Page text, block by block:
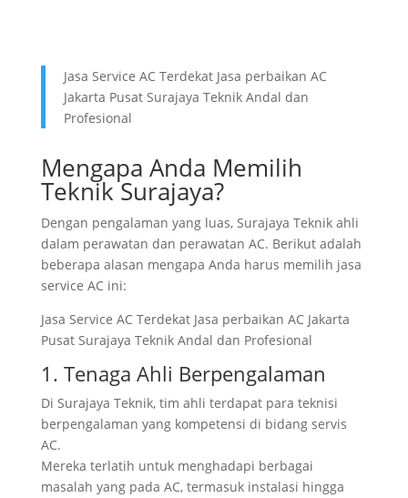
Jasa Service AC Terdekat Jasa perbaikan AC
Jakarta Pusat Surajaya Teknik Andal dan
Profesional
Mengapa Anda Memilih
Teknik Surajaya?
Dengan pengalaman yang luas, Surajaya Teknik ahli
dalam perawatan dan perawatan AC. Berikut adalah
beberapa alasan mengapa Anda harus memilih jasa
service AC ini:
Jasa Service AC Terdekat Jasa perbaikan AC Jakarta
Pusat Surajaya Teknik Andal dan Profesional
1. Tenaga Ahli Berpengalaman
Di Surajaya Teknik, tim ahli terdapat para teknisi
berpengalaman yang kompetensi di bidang servis
AC.
Mereka terlatih untuk menghadapi berbagai
masalah yang pada AC, termasuk instalasi hingga